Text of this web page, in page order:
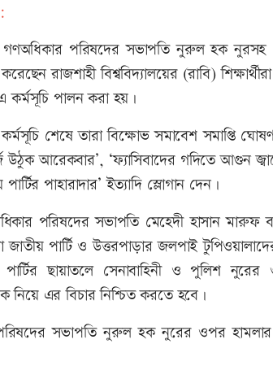
গণঅধিকার পরিষদের সভাপতি নুরুল হক নুরসহ
রাজশাহী বিশ্ববিদ্যালয়ের (রাবি)
কর্মসূচি পালন করা হয়।
কর্মসূচি শেষে তারা বিক্ষোভ সমাবেশ সমাপ্তি
উঠুক আরেকবার’, ‘ফ্যাসিবাদের গদিতে আগুন
পাহারাদার’ ইত্যাদি স্লোগান দেন।
পরিষদের সভাপতি মেহেদী হাসান মারুফ
জাতীয় পার্টি ও উত্তরপাড়ার জলপাই
পার্টির ছায়াতলে সেনাবাহিনী ও পুলিশ
নিয়ে এর বিচার নিশ্চিত করতে হবে।
সভাপতি নুরুল হক নুরের ওপর